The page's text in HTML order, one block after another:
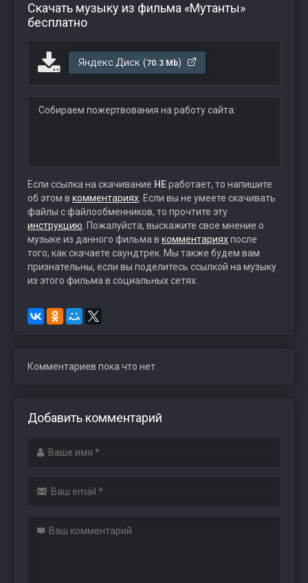
Скачать музыку из фильма «Мутанты»
бесплатно
Яндекс.Диск (70.3 Mb)
Собираем пожертвования на работу сайта:
Если ссылка на скачивание НЕработает, то напишите
об этом в комментариях . Если вы не умеете скачивать
файлы с файлообменников, то прочтите эту
инструкцию . Пожалуйста, выскажите свое мнение о
музыке из данного фильма в комментарияхпосле
того, как скачаете саундтрек. Мы также будем вам
признательны, если вы поделитесь ссылкой на музыку
из этого фильма в социальных сетях.
Комментариев пока что нет.
Добавить комментарий